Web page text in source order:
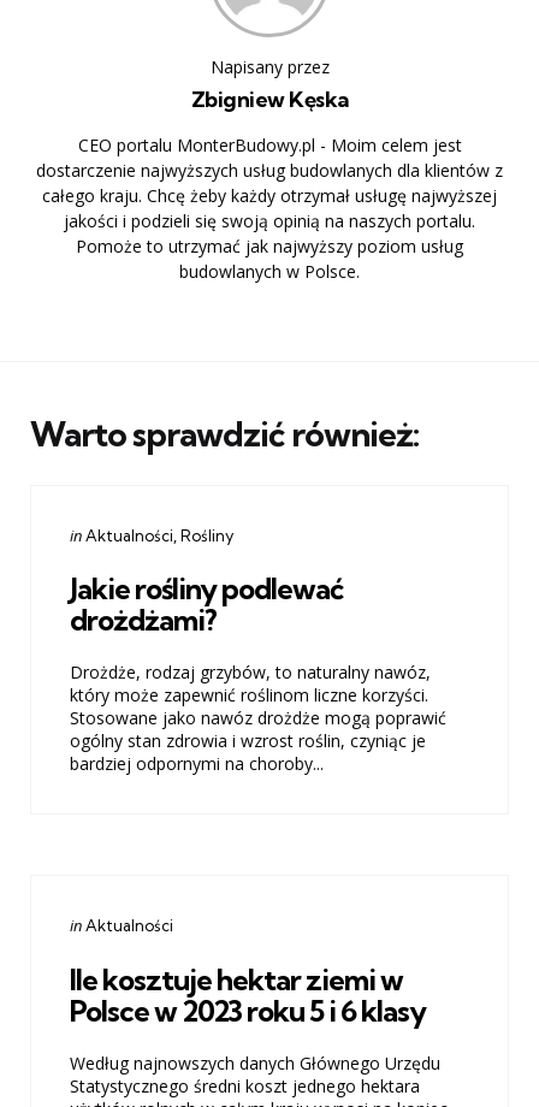
Napisany przez
Zbigniew Kęska
CEO portalu MonterBudowy.pl - Moim celem jest
dostarczenie najwyższych usług budowlanych dla klientów z
całego kraju. Chcę żeby każdy otrzymał usługę najwyższej
jakości i podzieli się swoją opinią na naszych portalu.
Pomoże to utrzymać jak najwyższy poziom usług
budowlanych w Polsce.
Warto sprawdzić również:
Categories
Posted
inAktualności Rośliny
Jakie rośliny podlewać
drożdżami?
Drożdże, rodzaj grzybów, to naturalny nawóz,
który może zapewnić roślinom liczne korzyści.
Stosowane jako nawóz drożdże mogą poprawić
ogólny stan zdrowia i wzrost roślin, czyniąc je
bardziej odpornymi na choroby...
Categories
Posted
inAktualności
Ile kosztuje hektar ziemi w
Polsce w 2023 roku 5 i 6 klasy
Według najnowszych danych Głównego Urzędu
Statystycznego średni koszt jednego hektara